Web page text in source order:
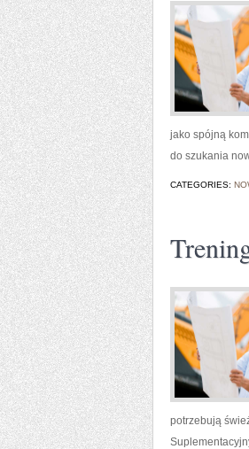
jako spójną
do szukania
CATEGORIES:
potrzebują